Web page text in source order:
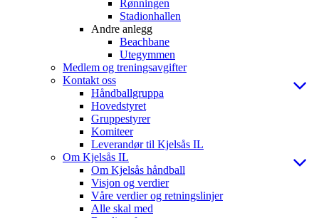
Rønningen
Stadionhallen
Andre anlegg
Beachbane
Utegymmen
Medlem og treningsavgifter
Kontakt oss
Håndballgruppa
Hovedstyret
Gruppestyrer
Komiteer
Leverandør til Kjelsås IL
Om Kjelsås IL
Om Kjelsås håndball
Visjon og verdier
Våre verdier og retningslinjer
Alle skal med